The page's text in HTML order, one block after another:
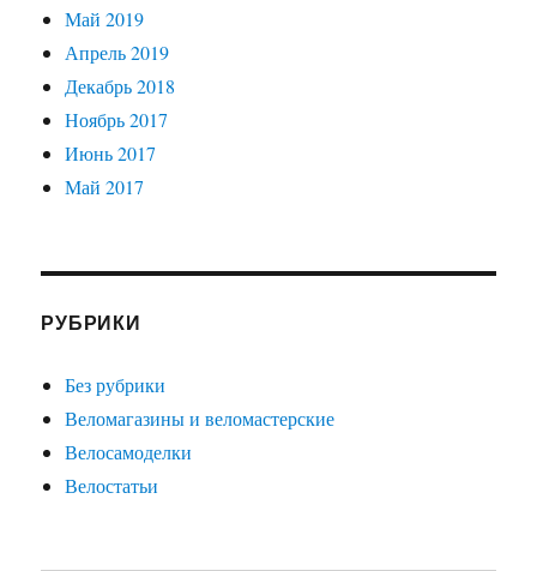
Май 2019
Апрель 2019
Декабрь 2018
Ноябрь 2017
Июнь 2017
Май 2017
РУБРИКИ
Без рубрики
Веломагазины и веломастерские
Велосамоделки
Велостатьи